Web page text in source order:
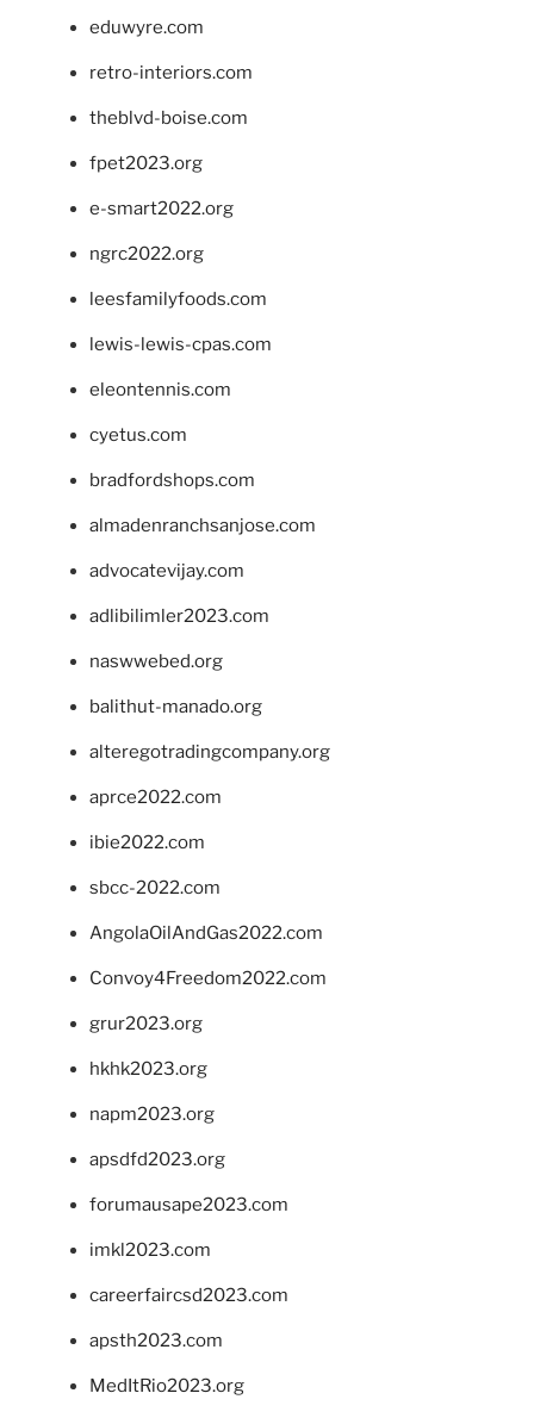
eduwyre.com
retro-interiors.com
theblvd-boise.com
fpet2023.org
e-smart2022.org
ngrc2022.org
leesfamilyfoods.com
lewis-lewis-cpas.com
eleontennis.com
cyetus.com
bradfordshops.com
almadenranchsanjose.com
advocatevijay.com
adlibilimler2023.com
naswwebed.org
balithut-manado.org
alteregotradingcompany.org
aprce2022.com
ibie2022.com
sbcc-2022.com
AngolaOilAndGas2022.com
Convoy4Freedom2022.com
grur2023.org
hkhk2023.org
napm2023.org
apsdfd2023.org
forumausape2023.com
imkl2023.com
careerfaircsd2023.com
apsth2023.com
MedItRio2023.org